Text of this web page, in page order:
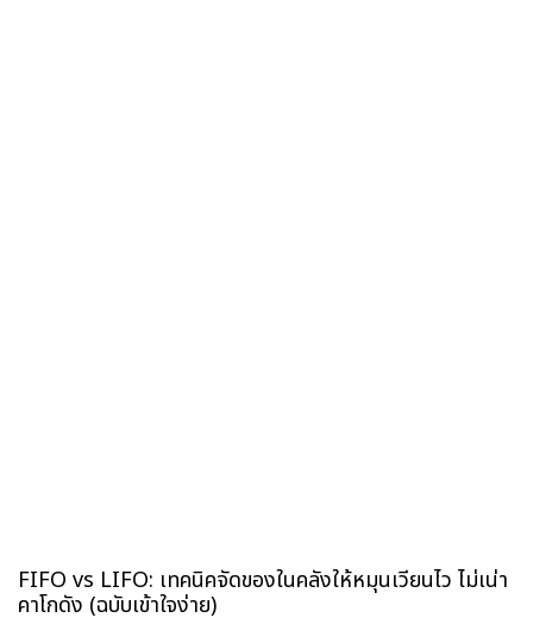
FIFO vs LIFO: เทคนิคจัดของในคลังให้หมุนเวียนไว ไม่เน่า
คาโกดัง (ฉบับเข้าใจง่าย)